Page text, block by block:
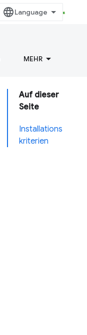
MEHR
Auf dieser
Seite
Installations
kriterien